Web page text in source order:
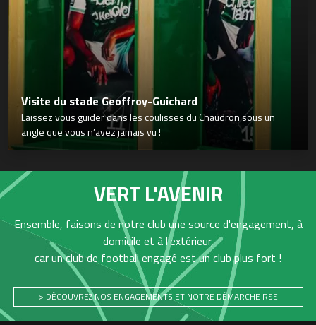
Visite du stade Geoffroy-Guichard
Laissez vous guider dans les coulisses du Chaudron sous un
angle que vous n’avez jamais vu !
VERT L'AVENIR
Ensemble, faisons de notre club une source d'engagement, à
domicile et à l'extérieur,
car un club de football engagé est un club plus fort !
> DÉCOUVREZ NOS ENGAGEMENTS ET NOTRE DÉMARCHE RSE